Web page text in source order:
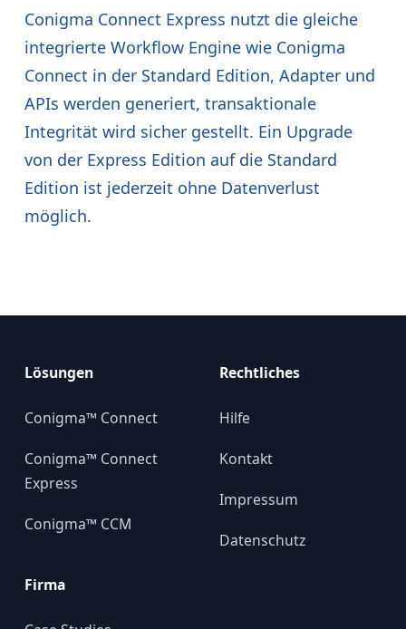
Conigma Connect Express nutzt die gleiche
integrierte Workflow Engine wie Conigma
Connect in der Standard Edition, Adapter und
APIs werden generiert, transaktionale
Integrität wird sicher gestellt. Ein Upgrade
von der Express Edition auf die Standard
Edition ist jederzeit ohne Datenverlust
möglich.
Lösungen
Conigma™ Connect
Conigma™ Connect
Express
Conigma™ CCM
Firma
Rechtliches
Hilfe
Kontakt
Impressum
Datenschutz